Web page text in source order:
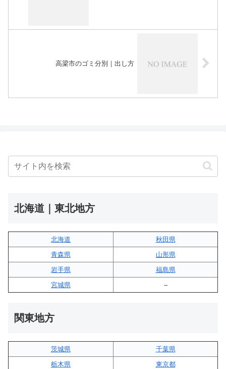
高梁市のゴミ分別｜出し方
北海道｜東北地方
北海道
秋田県
青森県
山形県
岩手県
福島県
宮城県
–
関東地方
茨城県
千葉県
栃木県
東京都